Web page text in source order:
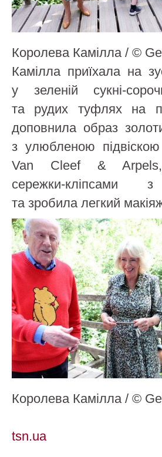
Королева Камілла / ©
Камілла приїхала на
у зеленій сукні-
та рудих туфлях на
доповнила образ
з улюбленою
Van Cleef & Arpels,
сережки-кліпсами
та зробила легкий
Королева Камілла / ©
tsn.ua